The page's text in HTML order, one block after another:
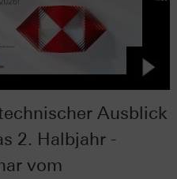
Ausblick
2. Halbjahr -
vom